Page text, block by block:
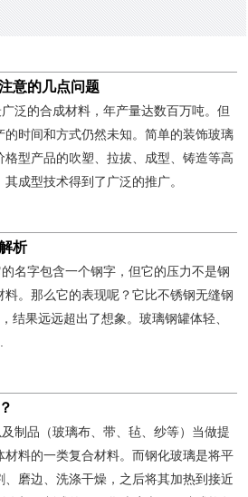
意的几点问题
泛的合成材料，年产量达数百万吨。但
时间和方式仍然未知。简单的装饰玻璃
型产品的吹塑、拉拔、成型、铸造等高
成型技术得到了广泛的推广。
析
字包含一个钢字，但它的压力不是钢
。那么它的表现呢？它比不锈钢无缝钢
远超出了想象。玻璃钢罐体轻、
制品（玻璃布、带、毡、纱等）当做提
料的一类复合材料。而钢化玻璃是将平
磨边、洗涤干燥，之后将其加热到接近